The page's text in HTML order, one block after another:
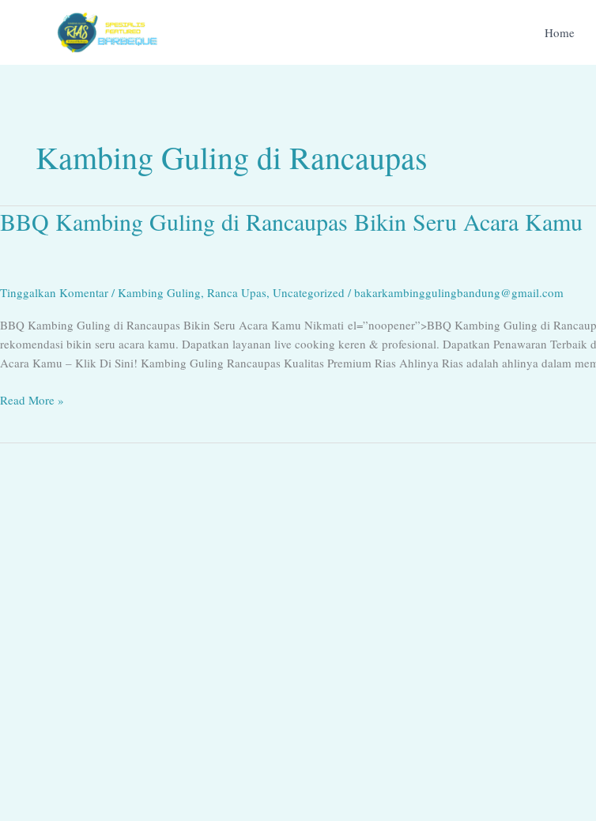
Home
Kambing Guling di Rancaupas
BBQ Kambing Guling di Rancaupas Bikin Seru Acara Kamu
Tinggalkan Komentar /Kambing Guling, Ranca Upas, Uncategorized /bakarkambinggulingbandung@gmail.com
BBQ Kambing Guling di Rancaupas Bikin Seru Acara Kamu Nikmati el=”noopener”>BBQ Kambing Guling di
rekomendasi bikin seru acara kamu. Dapatkan layanan live cooking keren & profesional. Dapatkan Penawaran
Acara Kamu – Klik Di Sini! Kambing Guling Rancaupas Kualitas Premium Rias Ahlinya Rias adalah ahlinya dalam
BBQ
Kambing
Rancaupas
Seru
Acara
Kamu
Read More »